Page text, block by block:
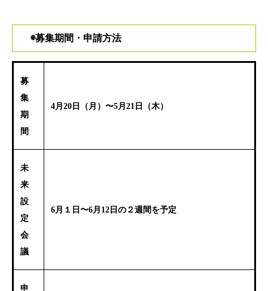
◉募集期間・申請方法
募
集
期
間
4月20日（月 ）〜5月21日（木）
未
来
設
定
会
議
6月 １ 日〜6月12日の２週間を予定
申